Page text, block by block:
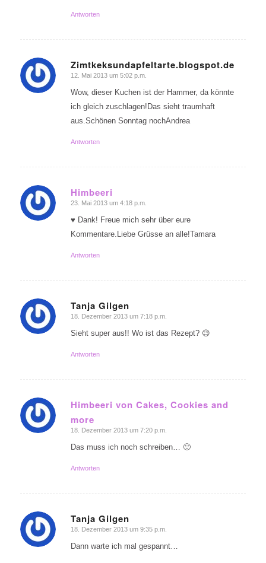
Antworten
Zimtkeksundapfeltarte.blogspot.de
sagte:
12. Mai 2013 um 5:02 p.m.
Wow, dieser Kuchen ist der Hammer, da könnte
ich gleich zuschlagen!Das sieht traumhaft
aus.Schönen Sonntag nochAndrea
Antworten
Himbeeri
sagte:
23. Mai 2013 um 4:18 p.m.
♥ Dank! Freue mich sehr über eure
Kommentare.Liebe Grüsse an alle!Tamara
Antworten
Tanja Gilgen
sagte:
18. Dezember 2013 um 7:18 p.m.
Sieht super aus!! Wo ist das Rezept? 😉
Antworten
Himbeeri von Cakes, Cookies and
more
sagte:
18. Dezember 2013 um 7:20 p.m.
Das muss ich noch schreiben… 🙂
Antworten
Tanja Gilgen
sagte:
18. Dezember 2013 um 9:35 p.m.
Dann warte ich mal gespannt…